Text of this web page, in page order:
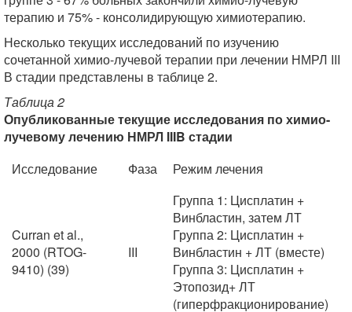
терапию и 75% - консолидирующую химиотерапию.
Несколько текущих исследований по изучению
сочетанной химио-лучевой терапии при лечении НМРЛ III
В стадии представлены в таблице 2.
Таблица 2
Опубликованные текущие исследования по химио-
лучевому лечению НМРЛ IIIB стадии
Исследование
Фаза Режим лечения
Curran et al.,
2000 (RTOG-
9410) (39)
III
Группа 1: Цисплатин +
Винбластин, затем ЛТ
Группа 2: Цисплатин +
Винбластин + ЛТ (вместе)
Группа 3: Цисплатин +
Этопозид+ ЛТ
(гиперфракционирование)